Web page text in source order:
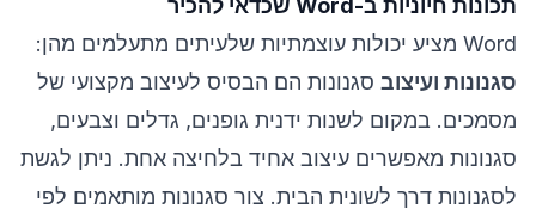
תכונות חיוניות ב-Word שכדאי להכיר
Word מציע יכולות עוצמתיות שלעיתים מתעלמים מהן:
סגנונות ועיצוב סגנונות הם הבסיס לעיצוב מקצועי של
מסמכים. במקום לשנות ידנית גופנים, גדלים וצבעים,
סגנונות מאפשרים עיצוב אחיד בלחיצה אחת. ניתן לגשת
לסגנונות דרך לשונית הבית. צור סגנונות מותאמים לפי